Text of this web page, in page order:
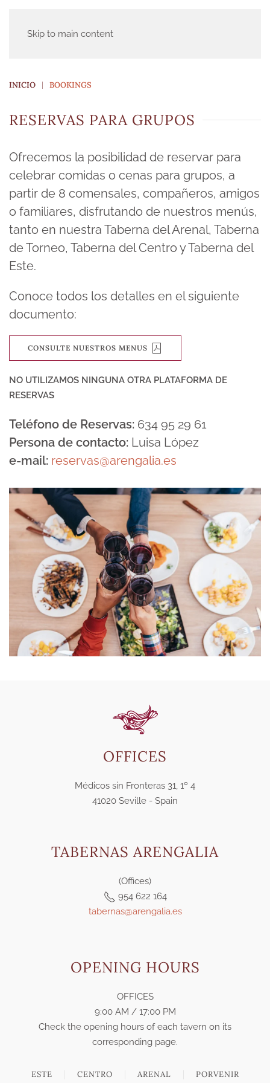
Skip to main content
INICIO BOOKINGS
RESERVAS PARA GRUPOS
Ofrecemos la posibilidad de reservar para
celebrar comidas o cenas para grupos, a
partir de 8 comensales, compañeros, amigos
o familiares, disfrutando de nuestros menús,
tanto en nuestra Taberna del Arenal, Taberna
de Torneo, Taberna del Centro y Taberna del
Este.
Conoce todos los detalles en el siguiente
documento:
CONSULTE NUESTROS MENUS
NO UTILIZAMOS NINGUNA OTRA PLATAFORMA DE
RESERVAS
Teléfono de Reservas: 634 95 29 61
Persona de contacto: Luisa López
e-mail: reservas@arengalia.es
OFFICES
Médicos sin Fronteras 31, 1º 4
41020 Seville - Spain
TABERNAS ARENGALIA
(Offices)
954 622 164
tabernas@arengalia.es
OPENING HOURS
OFFICES
9:00 AM / 17:00 PM
Check the opening hours of each tavern on its
corresponding page.
ESTE CENTRO ARENAL PORVENIR